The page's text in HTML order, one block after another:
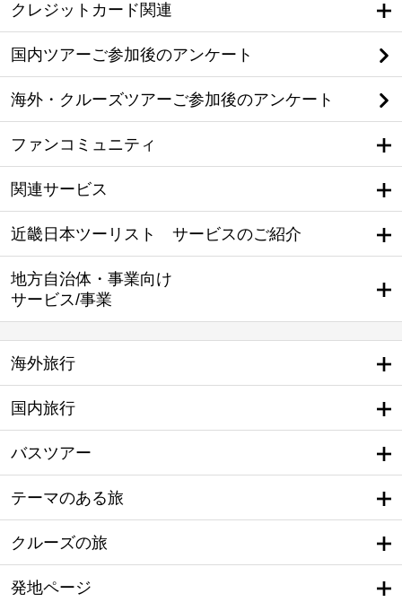
クレジットカード関連
国内ツアーご参加後のアンケート
海外・クルーズツアーご参加後のアンケート
ファンコミュニティ
関連サービス
近畿日本ツーリスト サービスのご紹介
地方自治体・事業向け
サービス/事業
海外旅行
国内旅行
バスツアー
テーマのある旅
クルーズの旅
発地ページ